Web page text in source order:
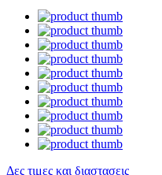
Δες τιμες και διαστασεις